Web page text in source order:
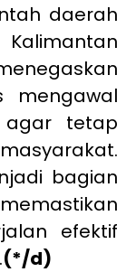
daerah
mengawal
agar tetap
bagian
efektif
(*/d)